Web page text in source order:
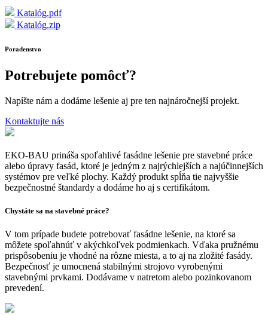
Katalóg.pdf
Katalóg.zip
Poradenstvo
Potrebujete pomôcť?
Napíšte nám a dodáme lešenie aj pre ten najnáročnejší projekt.
Kontaktujte nás
EKO-BAU prináša spoľahlivé fasádne lešenie pre stavebné práce
alebo úpravy fasád, ktoré je jedným z najrýchlejších a najúčinnejších
systémov pre veľké plochy. Každý produkt spĺňa tie najvyššie
bezpečnostné štandardy a dodáme ho aj s certifikátom.
Chystáte sa na stavebné práce?
V tom prípade budete potrebovať fasádne lešenie, na ktoré sa
môžete spoľahnúť v akýchkoľvek podmienkach. Vďaka pružnému
prispôsobeniu je vhodné na rôzne miesta, a to aj na zložité fasády.
Bezpečnosť je umocnená stabilnými strojovo vyrobenými
stavebnými prvkami. Dodávame v natretom alebo pozinkovanom
prevedení.